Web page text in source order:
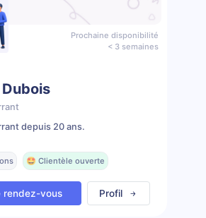
Prochaine disponibilité
< 3 semaines
depuis 20 ans.
🤩 Clientèle ouverte
rendez-vous Profil